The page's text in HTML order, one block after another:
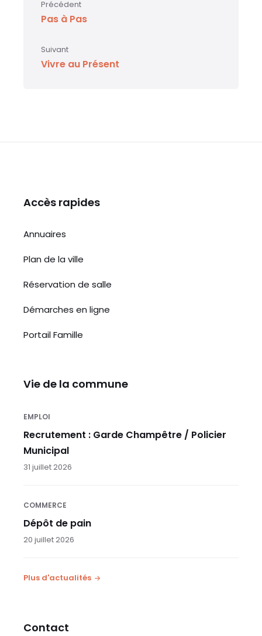
Précédent
Pas à Pas
Suivant
Vivre au Présent
Accès rapides
Annuaires
Plan de la ville
Réservation de salle
Démarches en ligne
Portail Famille
Vie de la commune
EMPLOI
Recrutement : Garde Champêtre / Policier
Municipal
31 juillet 2026
COMMERCE
Dépôt de pain
20 juillet 2026
Plus d'actualités
Contact